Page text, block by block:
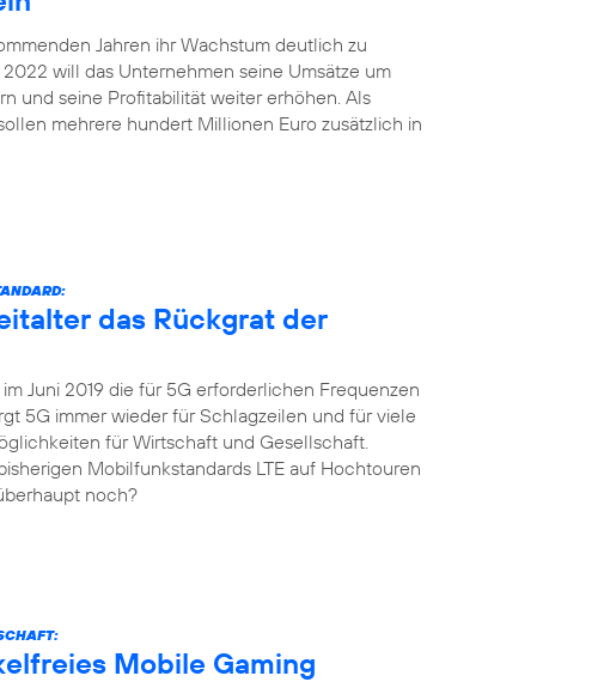
Jahren ihr Wachstum deutlich zu
will das Unternehmen seine Umsätze um
und seine Profitabilität weiter erhöhen. Als
mehrere hundert Millionen Euro zusätzlich in
das Rückgrat der
Juni 2019 die für 5G erforderlichen Frequenzen
5G immer wieder für Schlagzeilen und für viele
für Wirtschaft und Gesellschaft.
Mobilfunkstandards LTE auf Hochtouren
noch?
Mobile Gaming